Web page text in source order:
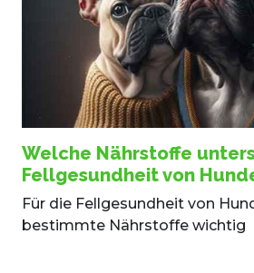
Welche Nährstoffe
Fellgesundheit von
Für die Fellgesundheit von
bestimmte Nährstoffe wichtig